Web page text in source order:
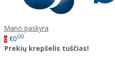
Mano paskyra
0 €000
Prekių krepšelis tuščias!